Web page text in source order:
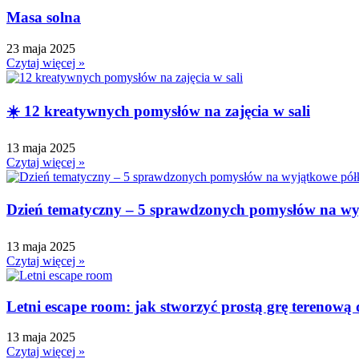
Dzień Kolorowej Skarpetki
Dzień Kota
Dzień Kubusia Puchatka
Dzień Nauczyciela
Dzień Pluszowego Misia
Dzień Przedszkolaka
Dzień Świadomości Autyzmu
Dzień Walki z Depresją
Dzień Zdrowego Śniadania
E
Ekologia
Masa solna
23 maja 2025
Czytaj więcej »
☀️ 12 kreatywnych pomysłów na zajęcia w sali
13 maja 2025
Czytaj więcej »
Dzień tematyczny – 5 sprawdzonych pomysłów na
13 maja 2025
Czytaj więcej »
Letni escape room: jak stworzyć prostą grę terenową
13 maja 2025
Czytaj więcej »